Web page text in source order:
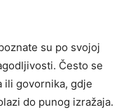
su po svojoj
Često se
ili govornika, gdje
do punog izražaja.